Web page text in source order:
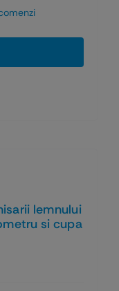
lemnului
si cupa